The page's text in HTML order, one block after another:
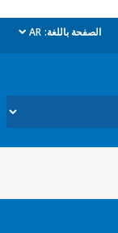
باللغة: AR
dropdown